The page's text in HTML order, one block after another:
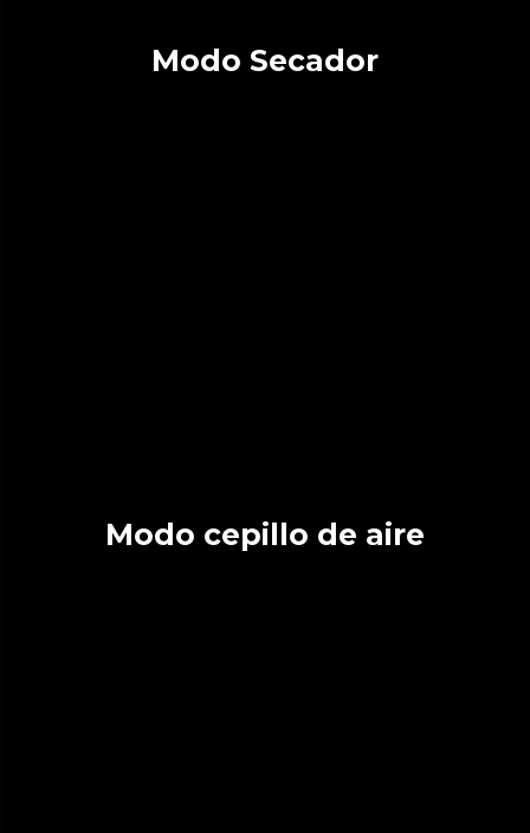
Modo Secador
Modo cepillo de aire